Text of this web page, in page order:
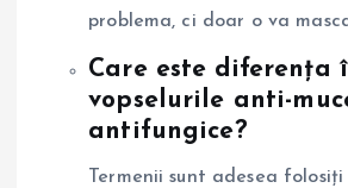
problema, ci doar o va
Care este diferența
vopselurile anti-
antifungice?
Termenii sunt adesea